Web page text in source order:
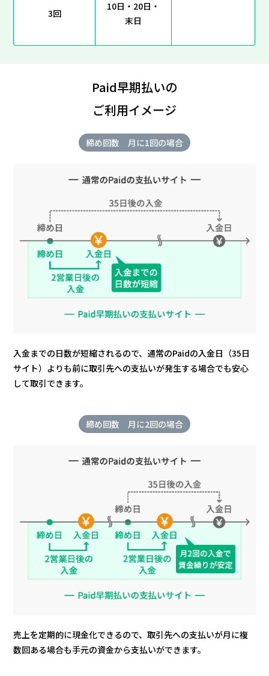
3回
10日・20日・
末日
Paid早期払いの
ご利用イメージ
締め回数 月に1回の場合
入金までの日数が短縮されるので、通常のPaidの入金日（35日
サイト）よりも前に取引先への支払いが発生する場合でも安心
して取引できます。
締め回数 月に2回の場合
売上を定期的に現金化できるので、取引先への支払いが月に複
数回ある場合も手元の資金から支払いができます。